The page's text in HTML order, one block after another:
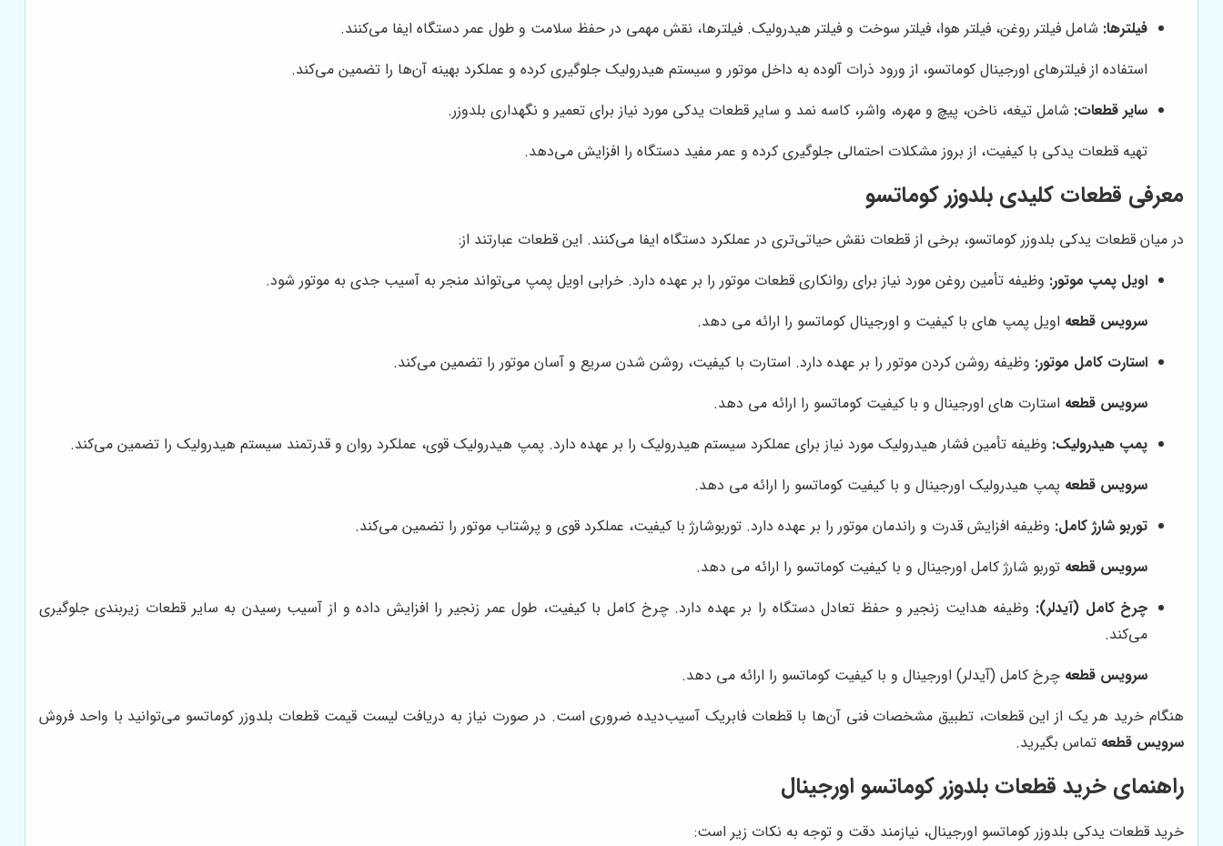
فیلترها: شامل فیلتر روغن، فیلتر هوا، فیلتر سوخت و فیلتر هیدرولیک. فیلترها، نقش مهمی در حفظ سلامت و طول عمر دستگاه ایفا می‌کنند.
استفاده از فیلترهای اورجینال کوماتسو، از ورود ذرات آلوده به داخل موتور و سیستم هیدرولیک جلوگیری کرده و عملکرد بهینه آن‌ها را تضمین می‌کند.
سایر قطعات: شامل تیغه، ناخن، پیچ و مهره، واشر، کاسه نمد و سایر قطعات یدکی مورد نیاز برای تعمیر و نگهداری بلدوزر.
تهیه قطعات یدکی با کیفیت، از بروز مشکلات احتمالی جلوگیری کرده و عمر مفید دستگاه را افزایش می‌دهد.
معرفی قطعات کلیدی بلدوزر کوماتسو
در میان قطعات یدکی بلدوزر کوماتسو، برخی از قطعات نقش حیاتی‌تری در عملکرد دستگاه ایفا می‌کنند. این قطعات عبارتند از:
اویل پمپ موتور: وظیفه تأمین روغن مورد نیاز برای روانکاری قطعات موتور را بر عهده دارد. خرابی اویل پمپ می‌تواند منجر به آسیب جدی به موتور شود.
سرویس قطعه اویل پمپ های با کیفیت و اورجینال کوماتسو را ارائه می دهد.
استارت کامل موتور: وظیفه روشن کردن موتور را بر عهده دارد. استارت با کیفیت، روشن شدن سریع و آسان موتور را تضمین می‌کند.
سرویس قطعه استارت های اورجینال و با کیفیت کوماتسو را ارائه می دهد.
پمپ هیدرولیک: وظیفه تأمین فشار هیدرولیک مورد نیاز برای عملکرد سیستم هیدرولیک را بر عهده دارد. پمپ هیدرولیک قوی، عملکرد روان و قدرتمند سیستم هیدرولیک را تضمین می‌کند.
سرویس قطعه پمپ هیدرولیک اورجینال و با کیفیت کوماتسو را ارائه می دهد.
توربو شارژ کامل: وظیفه افزایش قدرت و راندمان موتور را بر عهده دارد. توربوشارژ با کیفیت، عملکرد قوی و پرشتاب موتور را تضمین می‌کند.
سرویس قطعه توربو شارژ کامل اورجینال و با کیفیت کوماتسو را ارائه می دهد.
چرخ کامل (آیدلر): وظیفه هدایت زنجیر و حفظ تعادل دستگاه را بر عهده دارد. چرخ کامل با کیفیت، طول عمر زنجیر را افزایش داده و از آسیب رسیدن به سایر قطعات زیربندی جلوگیری
می‌کند.
سرویس قطعه چرخ کامل (آیدلر) اورجینال و با کیفیت کوماتسو را ارائه می دهد.
هنگام خرید هر یک از این قطعات، تطبیق مشخصات فنی آن‌ها با قطعات فابریک آسیب‌دیده ضروری است. در صورت نیاز به دریافت لیست قیمت قطعات بلدوزر کوماتسو می‌توانید با واحد فروش
سرویس قطعه تماس بگیرید.
راهنمای خرید قطعات بلدوزر کوماتسو اورجینال
خرید قطعات یدکی بلدوزر کوماتسو اورجینال، نیازمند دقت و توجه به نکات زیر است: